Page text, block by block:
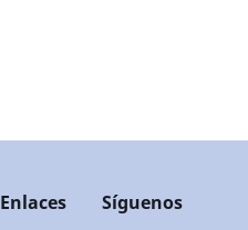
Enlaces Síguenos